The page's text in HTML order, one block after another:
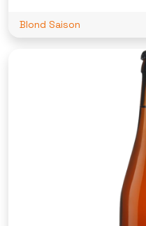
Blond Saison